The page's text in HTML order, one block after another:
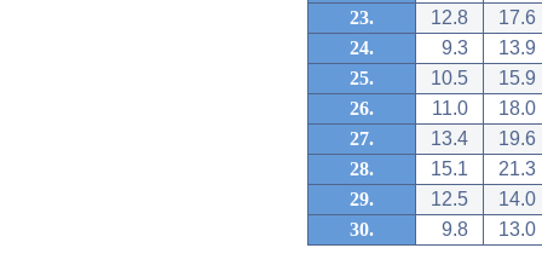
23.
12.8
17.6
24.
9.3
13.9
25.
10.5
15.9
26.
11.0
18.0
27.
13.4
19.6
28.
15.1
21.3
29.
12.5
14.0
30.
9.8 13.0